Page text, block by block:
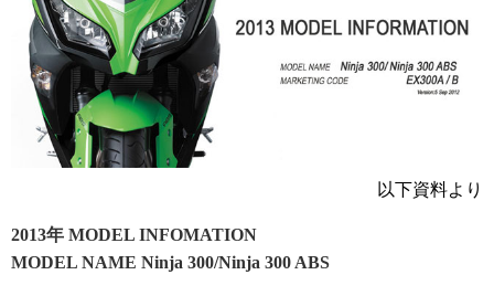
以下資料より
2013年 MODEL INFOMATION
MODEL NAME Ninja 300/Ninja 300 ABS